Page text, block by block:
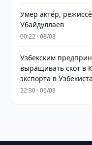
Умер актёр,
Убайдуллаев
00:22 · 08/08
Узбекским
выращивать скот в
экспорта в
22:30 · 06/08